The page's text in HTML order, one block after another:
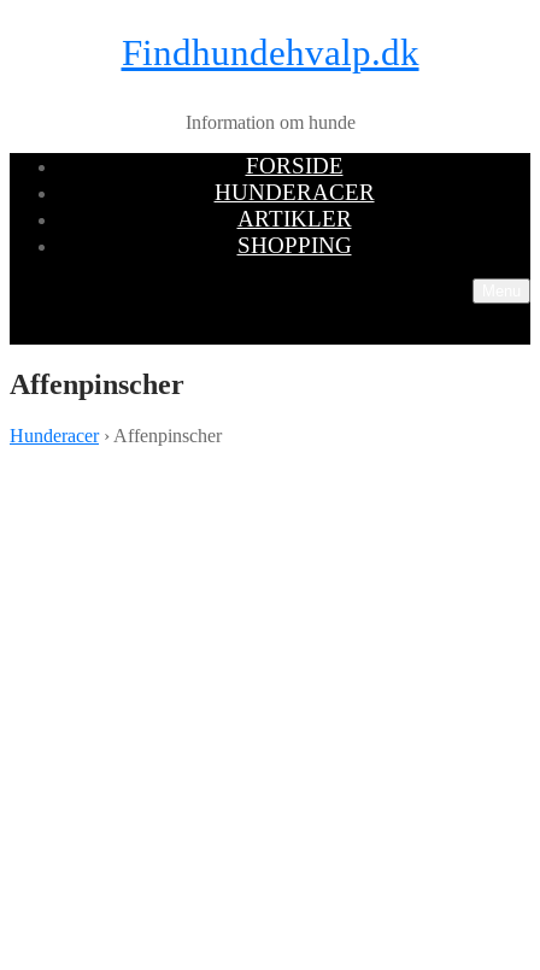
Findhundehvalp.dk
Information om hunde
FORSIDE
HUNDERACER
ARTIKLER
SHOPPING
Affenpinscher
Hunderacer› Affenpinscher